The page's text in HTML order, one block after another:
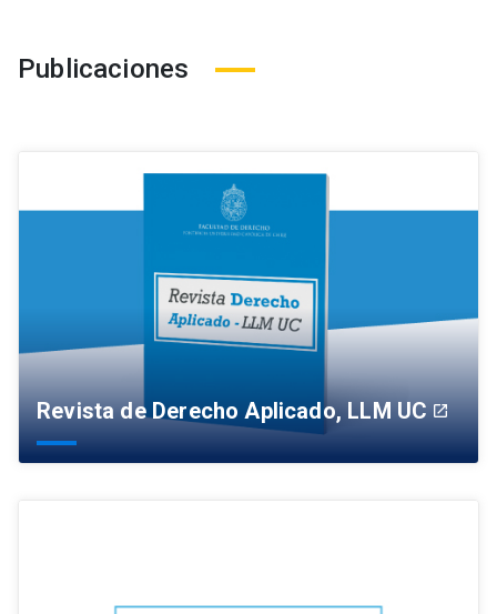
Publicaciones
Revista de Derecho Aplicado, LLM UC launch